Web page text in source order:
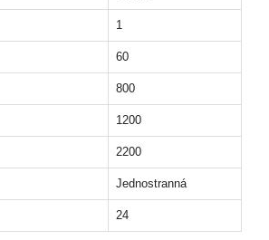
1
60
800
1200
2200
Jednostranná
24